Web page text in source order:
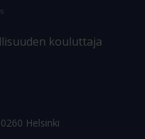
kouluttaja
Helsinki